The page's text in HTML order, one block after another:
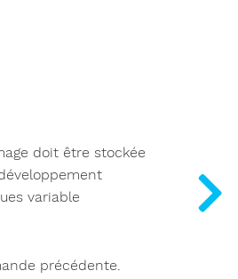
doit être stockée
variable
précédente.